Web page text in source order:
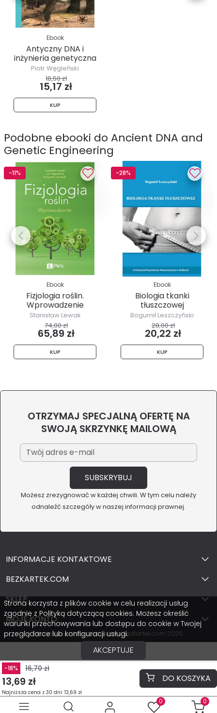
-18% 16,70 zł
13,69 zł
Najniższa cena z 30 dni: 13,69 zł
DO KOSZYKA
0 0
Ebook
Antyczny DNA i
inżynieria genetyczna
Piotr Węgleński
18,50 zł
15,17 zł
KUP
Podobne ebooki do Ancient DNA and
Genetic Engineering
-11%
Ebook
Fizjologia roślin.
Wprowadzenie
Stanisław Lewak
74,00 zł
65,89 zł
KUP
-28%
Ebook
Biologia tkanki
tłuszczowej
Bogumił Leszczyński
28,00 zł
20,22 zł
KUP
OTRZYMAJ SPECJALNĄ OFERTĘ NA
SWOJĄ SKRZYNKĘ MAILOWĄ
Możesz zrezygnować w każdej chwili. W tym celu należy
odnaleźć szczegóły w naszej informacji prawnej.
INFORMACJE KONTAKTOWE
BEZKARTEK.COM
SKLEP
MOJE KONTO
Wszystkie prawa zastrzeżone BezKartek.com 2026
Strona korzysta z plików cookie w celu realizacji usług
zgodnie z Polityką dotyczącą cookies. Możesz określić
warunki przechowywania lub dostępu do cookie w Twojej
przeglądarce lub konfiguracji usługi.
AKCEPTUJE